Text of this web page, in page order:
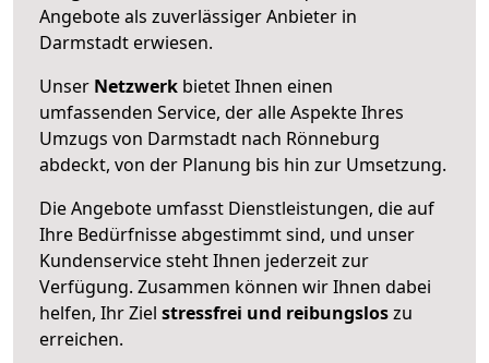
Angebote als zuverlässiger Anbieter in
Darmstadt erwiesen.
Unser Netzwerk bietet Ihnen einen
umfassenden Service, der alle Aspekte Ihres
Umzugs von Darmstadt nach Rönneburg
abdeckt, von der Planung bis hin zur Umsetzung.
Die Angebote umfasst Dienstleistungen, die auf
Ihre Bedürfnisse abgestimmt sind, und unser
Kundenservice steht Ihnen jederzeit zur
Verfügung. Zusammen können wir Ihnen dabei
helfen, Ihr Ziel stressfrei und reibungsloszu
erreichen.